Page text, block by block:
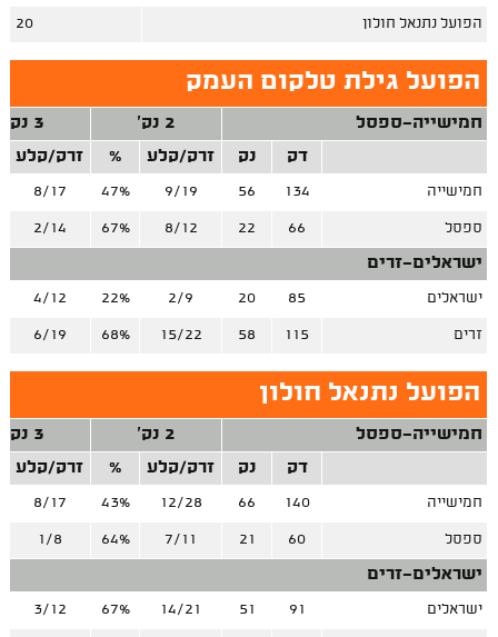
הפועל נתנאל חולון 20
הפועל גילת טלקום העמק
חמישייה-ספסל 2 נק'
3 נק'
דק
נק זרק/קלע % זרק/קלע
חמישייה 134
56
9/19
47%
8/17
ספסל 66
22
8/12
67%
2/14
ישראלים-זרים
ישראלים 85
20
2/9
22%
4/12
זרים 115
58
15/22
68%
6/19
הפועל נתנאל חולון
חמישייה-ספסל 2 נק'
3 נק'
דק
נק זרק/קלע % זרק/קלע
חמישייה 140
66
12/28
43%
8/17
ספסל 60
21
7/11
64%
1/8
ישראלים-זרים
ישראלים 91
51
14/21
67%
3/12